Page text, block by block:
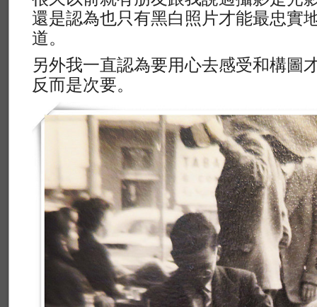
還是認為也只有黑白照片才能最忠實
道。
另外我一直認為要用心去感受和構圖
反而是次要。